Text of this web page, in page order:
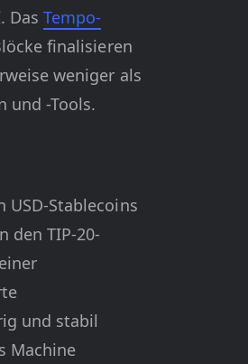
Das Tempo-
finalisieren
weniger als
und -Tools.
Stablecoins
den TIP-20-
und stabil
Machine